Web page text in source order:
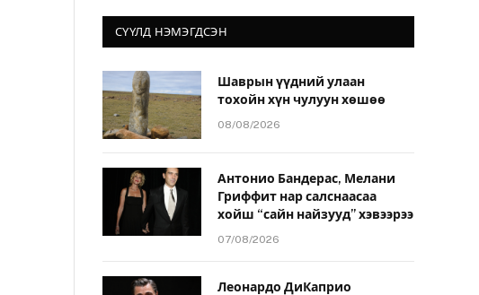
СҮҮЛД НЭМЭГДСЭН
Шаврын үүдний улаан
тохойн хүн чулуун хөшөө
08/08/2026
Антонио Бандерас, Мелани
Гриффит нар салснаасаа
хойш “сайн найзууд” хэвээрээ
07/08/2026
Леонардо ДиКаприо